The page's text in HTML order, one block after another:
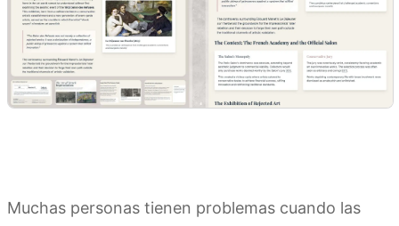
Muchas personas tienen problemas cuando las